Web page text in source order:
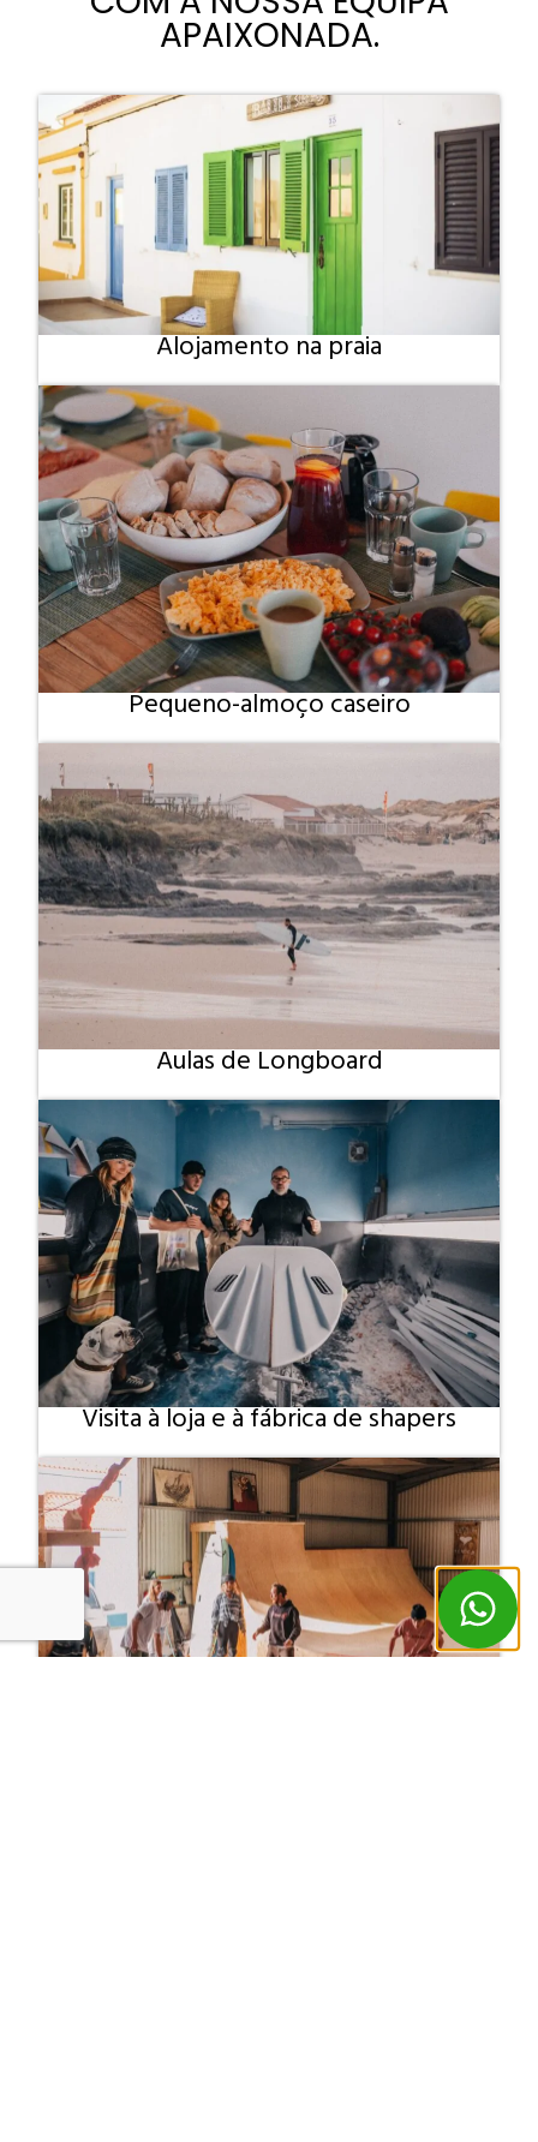
APAIXONADA.
Alojamento na praia
Pequeno-almoço caseiro
Aulas de Longboard
Visita à loja e à fábrica de shapers